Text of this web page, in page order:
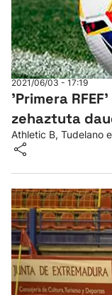
2021/06/03 - 17:19
'Primera
zehaztuta
Athletic B, Tudelano